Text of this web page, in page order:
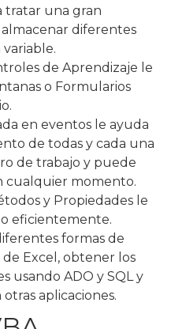
tratar una gran
diferentes
de Aprendizaje le
o Formularios
en eventos le ayuda
de todas y cada una
de trabajo y puede
cualquier momento.
y Propiedades le
eficientemente.
formas de
Excel, obtener los
usando ADO y SQL y
aplicaciones.